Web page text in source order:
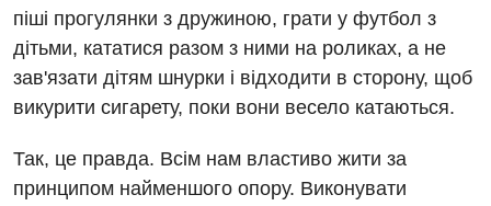
Мамологія
Медична психологія
Неврологія
Онкологічне відділлення
піші прогулянки з дружиною, грати у футбол з
дітьми, кататися разом з ними на роликах, а не
зав'язати дітям шнурки і відходити в сторону, щоб
викурити сигарету, поки вони весело катаються.
Так, це правда. Всім нам властиво жити за
принципом найменшого опору. Виконувати